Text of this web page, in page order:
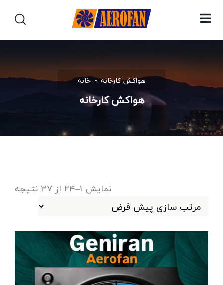
خانه هواکش کارخانه
هواکش کارخانه
نمایش 1–24 از 37 نتیجه